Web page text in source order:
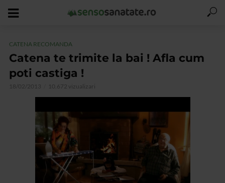
CATENA RECOMANDA
Catena te trimite la bai ! Afla cum
poti castiga !
18/02/2013 10.672 vizualizari